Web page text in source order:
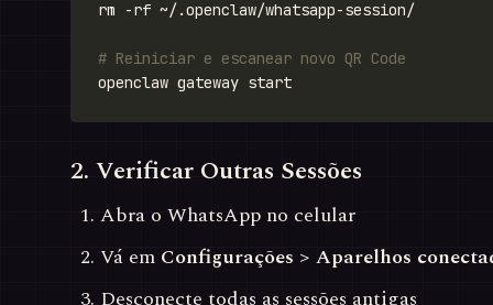
# Reiniciar e escanear novo QR Code
2. Verificar Outras Sessões
Abra o WhatsApp no celular
Vá em Configurações > Aparelhos
Desconecte todas as sessões antigas